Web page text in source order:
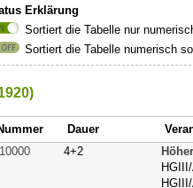
Erklärung
Sortiert die Tabelle nur
Sortiert die Tabelle numerisch
Dauer
4+2